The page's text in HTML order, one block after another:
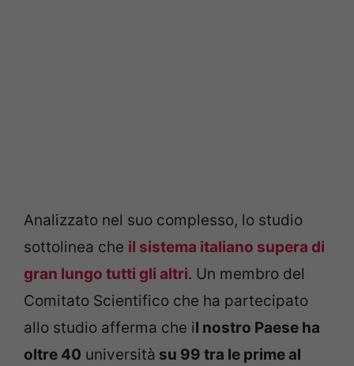
Analizzato nel suo complesso, lo studio
sottolinea che il sistema italiano supera di
gran lungo tutti gli altri. Un membro del
Comitato Scientifico che ha partecipato
allo studio afferma che il nostro Paese ha
oltre 40 università su 99 tra le prime al